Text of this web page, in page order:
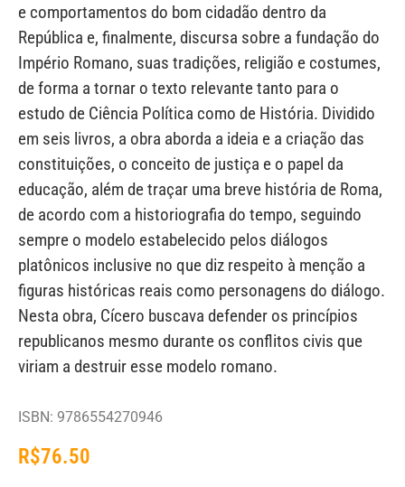
e comportamentos do bom cidadão dentro da
República e, finalmente, discursa sobre a fundação do
Império Romano, suas tradições, religião e costumes,
de forma a tornar o texto relevante tanto para o
estudo de Ciência Política como de História. Dividido
em seis livros, a obra aborda a ideia e a criação das
constituições, o conceito de justiça e o papel da
educação, além de traçar uma breve história de Roma,
de acordo com a historiografia do tempo, seguindo
sempre o modelo estabelecido pelos diálogos
platônicos inclusive no que diz respeito à menção a
figuras históricas reais como personagens do diálogo.
Nesta obra, Cícero buscava defender os princípios
republicanos mesmo durante os conflitos civis que
viriam a destruir esse modelo romano.
ISBN: 9786554270946
R$76.50